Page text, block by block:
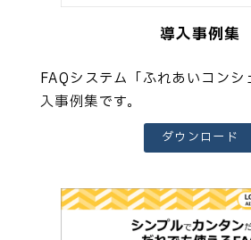
導入事例集
FAQシステム「ふれあいコンシ
入事例集です。
ダウンロード